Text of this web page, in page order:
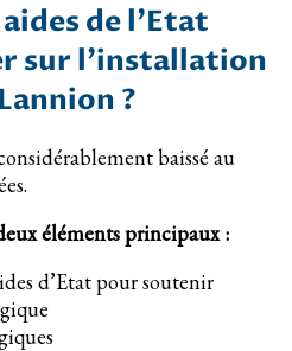
de l’Etat
sur l’installation
?
baissé au
éléments principaux :
d’Etat pour soutenir